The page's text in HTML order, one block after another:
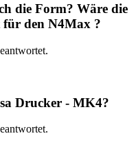
die Form? Wäre die
für den N4Max ?
Drucker - MK4?